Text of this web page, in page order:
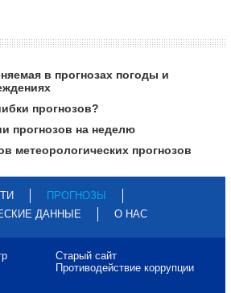
в прогнозах погоды и
прогнозов?
прогнозов на неделю
метеорологических прогнозов
ПРОГНОЗЫ
ДАННЫЕ
О НАС
Старый сайт
Противодействие коррупции